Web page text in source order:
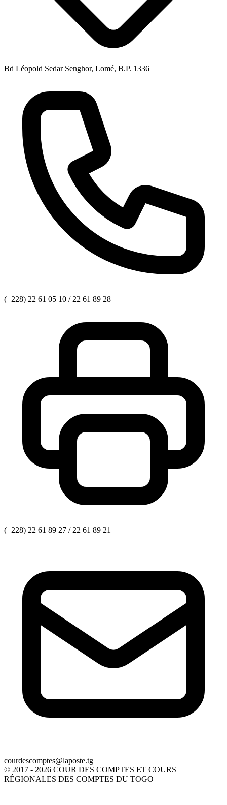
Bd Léopold Sedar Senghor, Lomé, B.P. 1336
(+228) 22 61 05 10 / 22 61 89 28
(+228) 22 61 89 27 / 22 61 89 21
gt.etsopal@setpmocsedruoc
© 2017 - 2026 COUR DES COMPTES ET COURS
RÉGIONALES DES COMPTES DU TOGO —